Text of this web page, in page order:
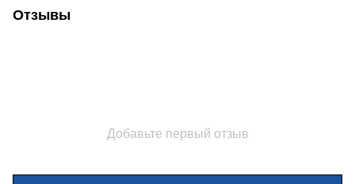
Отзывы
Добавьте первый отзыв